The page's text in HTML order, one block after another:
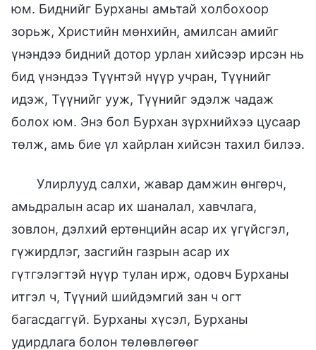
юм. Биднийг Бурханы амьтай холбохоор
зорьж, Христийн мөнхийн, амилсан амийг
үнэндээ бидний дотор урлан хийсээр ирсэн нь
бид үнэндээ Түүнтэй нүүр учран, Түүнийг
идэж, Түүнийг ууж, Түүнийг эдэлж чадаж
болох юм. Энэ бол Бурхан зүрхнийхээ цусаар
төлж, амь бие үл хайрлан хийсэн тахил билээ.
Улирлууд салхи, жавар дамжин өнгөрч,
амьдралын асар их шаналал, хавчлага,
зовлон, дэлхий ертөнцийн асар их үгүйсгэл,
гүжирдлэг, засгийн газрын асар их
гүтгэлэгтэй нүүр тулан ирж, одовч Бурханы
итгэл ч, Түүний шийдэмгий зан ч огт
багасдаггүй. Бурханы хүсэл, Бурханы
удирдлага болон төлөвлөгөөг